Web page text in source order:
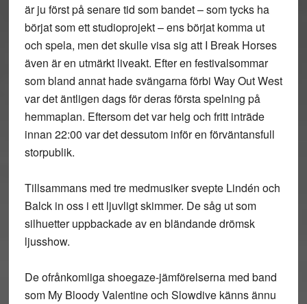
är ju först på senare tid som bandet – som tycks ha
börjat som ett studioprojekt – ens börjat komma ut
och spela, men det skulle visa sig att I Break Horses
även är en utmärkt liveakt. Efter en festivalsommar
som bland annat hade svängarna förbi Way Out West
var det äntligen dags för deras första spelning på
hemmaplan. Eftersom det var helg och fritt inträde
innan 22:00 var det dessutom inför en förväntansfull
storpublik.
Tillsammans med tre medmusiker svepte Lindén och
Balck in oss i ett ljuvligt skimmer. De såg ut som
silhuetter uppbackade av en bländande drömsk
ljusshow.
De ofrånkomliga shoegaze-jämförelserna med band
som My Bloody Valentine och Slowdive känns ännu